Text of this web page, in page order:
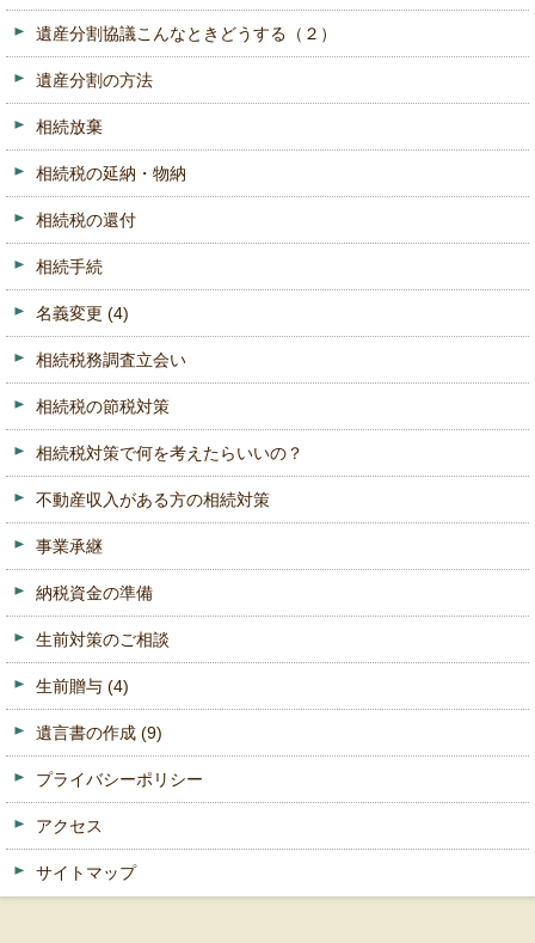
遺産分割協議こんなときどうする（２）
遺産分割の方法
相続放棄
相続税の延納・物納
相続税の還付
相続手続
名義変更 (4)
相続税務調査立会い
相続税の節税対策
相続税対策で何を考えたらいいの？
不動産収入がある方の相続対策
事業承継
納税資金の準備
生前対策のご相談
生前贈与 (4)
遺言書の作成 (9)
プライバシーポリシー
アクセス
サイトマップ